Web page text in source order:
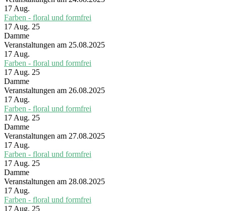
17 Aug.
Farben - floral und formfrei
17 Aug. 25
Damme
Veranstaltungen am 25.08.2025
17 Aug.
Farben - floral und formfrei
17 Aug. 25
Damme
Veranstaltungen am 26.08.2025
17 Aug.
Farben - floral und formfrei
17 Aug. 25
Damme
Veranstaltungen am 27.08.2025
17 Aug.
Farben - floral und formfrei
17 Aug. 25
Damme
Veranstaltungen am 28.08.2025
17 Aug.
Farben - floral und formfrei
17 Aug. 25